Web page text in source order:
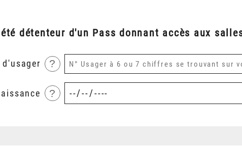
détenteur d'un Pass donnant accès aux
d'usager ?
?